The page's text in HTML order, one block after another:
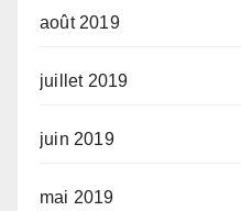
août 2019
juillet 2019
juin 2019
mai 2019